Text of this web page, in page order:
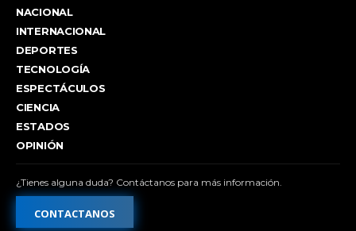
NACIONAL
INTERNACIONAL
DEPORTES
TECNOLOGÍA
ESPECTÁCULOS
CIENCIA
ESTADOS
OPINIÓN
¿Tienes alguna duda? Contáctanos para más información.
CONTACTANOS